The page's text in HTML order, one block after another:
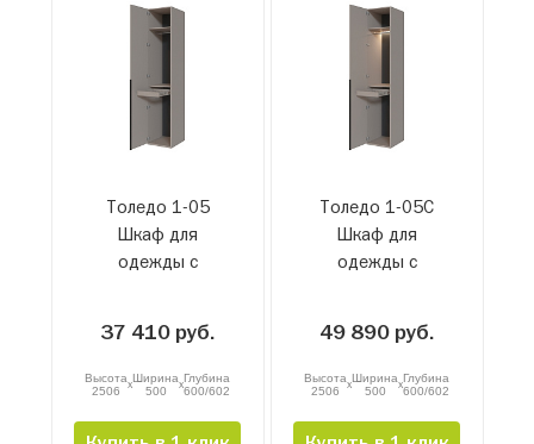
Толедо 1-05
Шкаф для
одежды с
37 410 руб.
Высота
2506
xШирина
500
xГлубина
600/602
Толедо 1-05С
Шкаф для
одежды с
49 890 руб.
Высота
2506
xШирина
500
xГлубина
600/602